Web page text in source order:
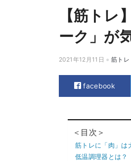
【筋トレ
ーク」が
2021年12月11日 筋トレ
facebook
＜目次＞
筋トレに「肉」は
低温調理器とは？